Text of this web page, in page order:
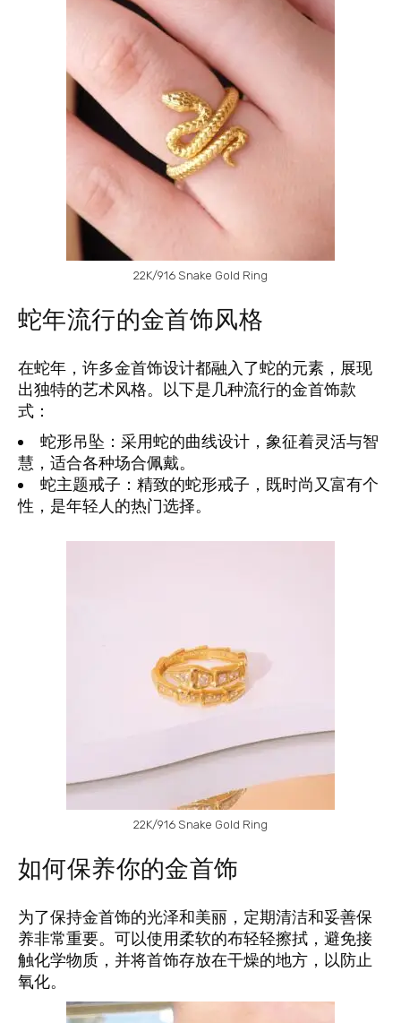
22K/916 Snake Gold Ring
蛇年流行的金首饰风格
在蛇年，许多金首饰设计都融入了蛇的元素，展现
出独特的艺术风格。以下是几种流行的金首饰款
式：
蛇形吊坠 ：采用蛇的曲线设计，象征着灵活与智
慧，适合各种场合佩戴。
蛇主题戒子 ：精致的蛇形戒子，既时尚又富有个
性，是年轻人的热门选择。
22K/916 Snake Gold Ring
如何保养你的金首饰
为了保持金首饰的光泽和美丽，定期清洁和妥善保
养非常重要。可以使用柔软的布轻轻擦拭，避免接
触化学物质，并将首饰存放在干燥的地方，以防止
氧化。